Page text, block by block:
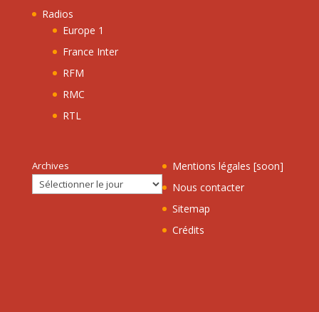
Radios
Europe 1
France Inter
RFM
RMC
RTL
Archives
Mentions légales [soon]
Nous contacter
Sitemap
Crédits